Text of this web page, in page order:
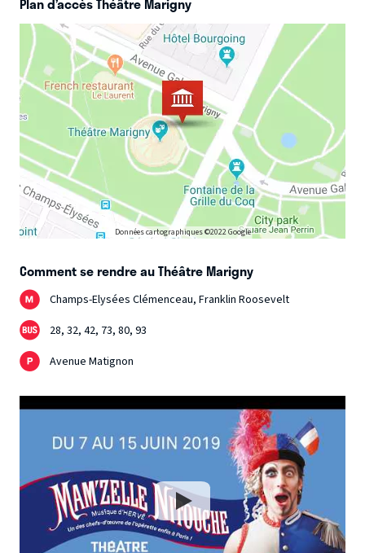
Données cartographiques ©2022 Google
Comment se rendre au Théâtre Marigny
Champs-Elysées Clémenceau, Franklin Roosevelt
28, 32, 42, 73, 80, 93
Avenue Matignon